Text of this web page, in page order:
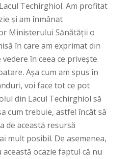
Techirghiol. Am profitat
și am înmânat
Ministerului Sănătății o
în care am exprimat din
în ceea ce privește
Așa cum am spus în
voi face tot ce pot
din Lacul Techirghiol să
cum trebuie, astfel încât să
de această resursă
mult posibil. De asemenea,
ocazie faptul că nu